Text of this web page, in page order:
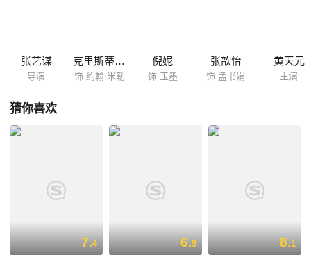
张艺谋
导演
克里斯蒂安·贝尔
饰 约翰·米勒
倪妮
饰 玉墨
张歆怡
饰 孟书娟
黄天元
主演
猜你喜欢
7.4 6.9 8.1